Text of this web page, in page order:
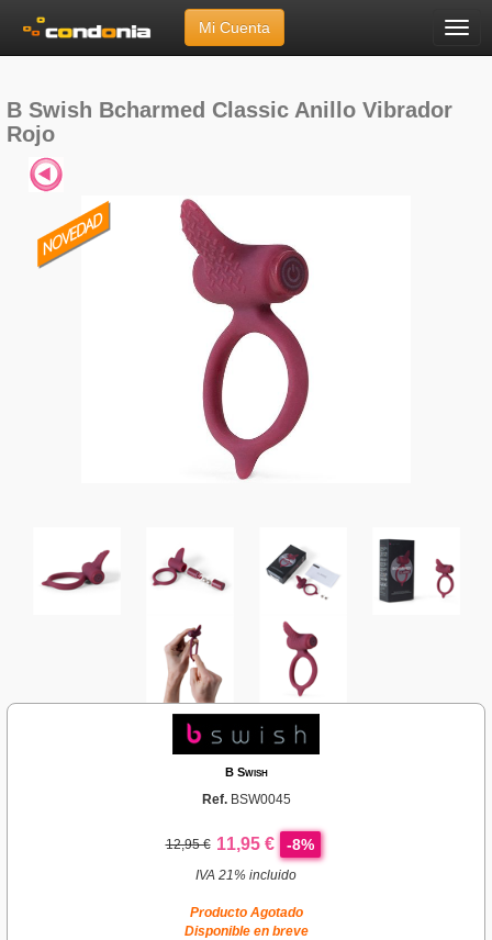
Menú
Mi Cuenta
B Swish Bcharmed Classic Anillo Vibrador Rojo
B Swish Bcharmed Classic Anillo Vibrador
Rojo
B Swish
Ref. BSW0045
12,95 € 11,95 € -8%
IVA 21% incluido
Producto Agotado
Disponible en breve